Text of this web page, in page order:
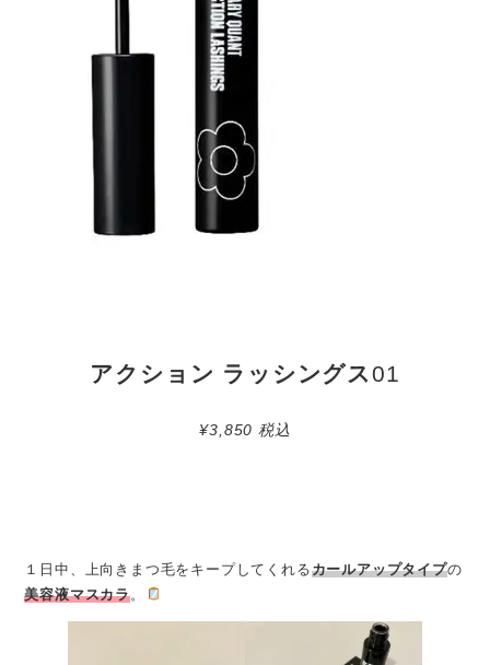
アクション ラッシングス01
¥3,850 税込
１日中、上向きまつ毛をキープしてくれるカールアップタイプの
美容液マスカラ。